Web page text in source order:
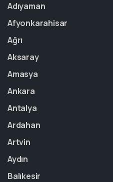
Adıyaman
Afyonkarahisar
Ağrı
Aksaray
Amasya
Ankara
Antalya
Ardahan
Artvin
Aydın
Balıkesir